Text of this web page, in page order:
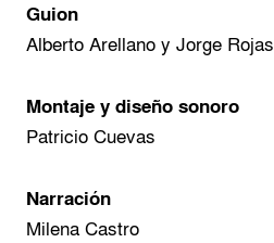
Guion
Alberto Arellano y Jorge Rojas
Montaje y diseño sonoro
Patricio Cuevas
Narración
Milena Castro